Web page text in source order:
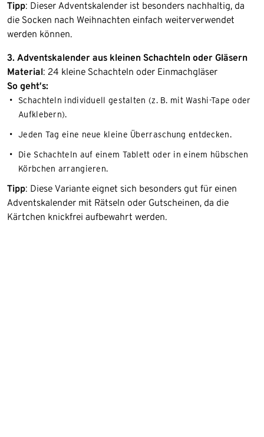
Tipp: Dieser Adventskalender ist besonders nachhaltig, da
die Socken nach Weihnachten einfach weiterverwendet
werden können.
3. Adventskalender aus kleinen Schachteln oder Gläsern
Material: 24 kleine Schachteln oder Einmachgläser
So geht’s:
Schachteln individuell gestalten (z. B. mit Washi-Tape oder
Aufklebern).
Jeden Tag eine neue kleine Überraschung entdecken.
Die Schachteln auf einem Tablett oder in einem hübschen
Körbchen arrangieren.
Tipp: Diese Variante eignet sich besonders gut für einen
Adventskalender mit Rätseln oder Gutscheinen, da die
Kärtchen knickfrei aufbewahrt werden.